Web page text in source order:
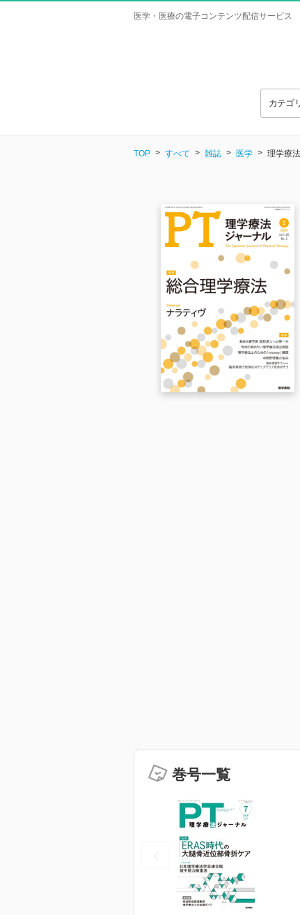
医学・医療の電子コンテンツ配信サービス
カテゴ
TOP すべて 雑誌 医学 理学療
巻号一覧